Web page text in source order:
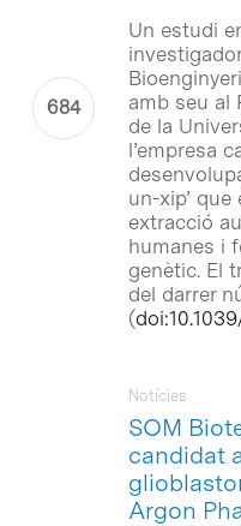
Un estudi
amb seu al
de la
l’empresa
un-xip’
extracció
humanes i
genètic. El
del darrer
(
SOM
candidat
Argon
Notícies